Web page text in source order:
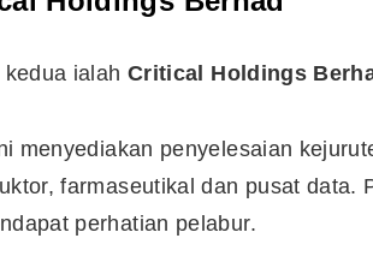
ialah Critical Holdings
menyediakan penyelesaian
farmaseutikal dan pusat data.
perhatian pelabur.
Telefon Seorang Pelabur